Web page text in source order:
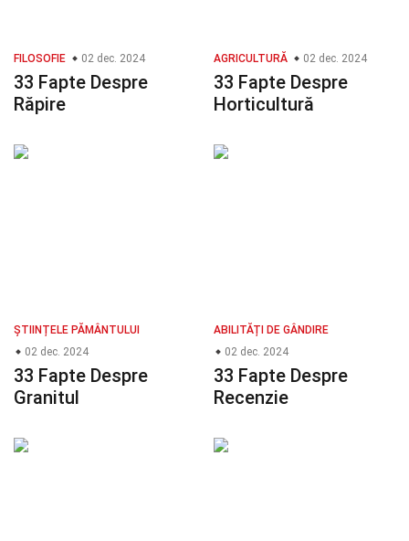
FILOSOFIE 02 dec. 2024
33 Fapte Despre
Răpire
AGRICULTURĂ 02 dec. 2024
33 Fapte Despre
Horticultură
ȘTIINȚELE PĂMÂNTULUI
02 dec. 2024
33 Fapte Despre
Granitul
ABILITĂȚI DE GÂNDIRE
02 dec. 2024
33 Fapte Despre
Recenzie